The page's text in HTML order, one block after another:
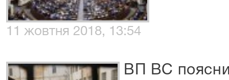
11 жовтня 2018, 13:54
ВП ВС